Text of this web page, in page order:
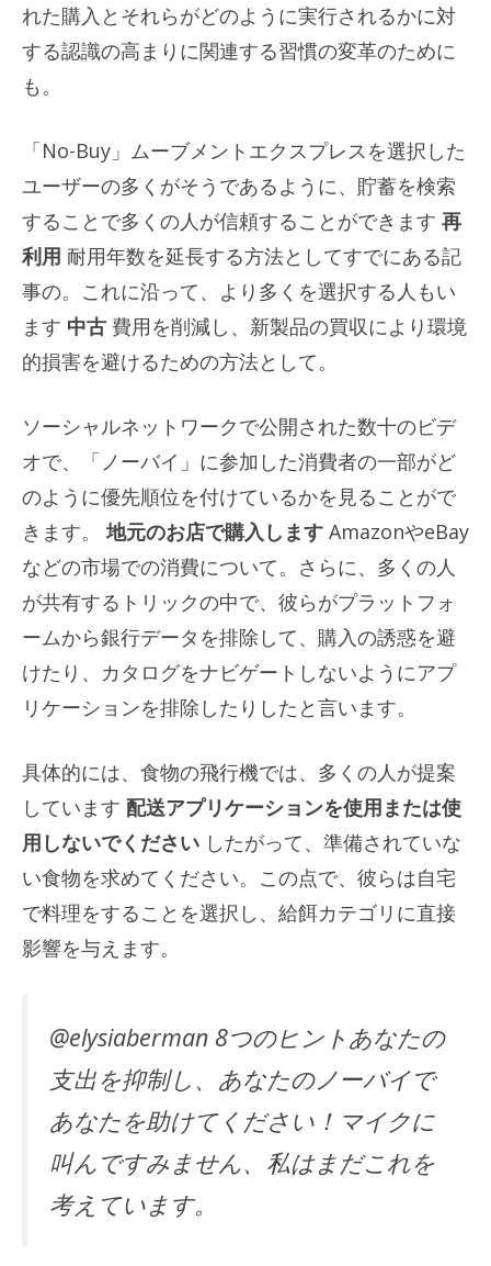
れた購入とそれらがどのように実行されるかに対
する認識の高まりに関連する習慣の変革のために
も。
「No-Buy」ムーブメントエクスプレスを選択した
ユーザーの多くがそうであるように、貯蓄を検索
することで多くの人が信頼することができます 再
利用 耐用年数を延長する方法としてすでにある記
事の。これに沿って、より多くを選択する人もい
ます 中古 費用を削減し、新製品の買収により環境
的損害を避けるための方法として。
ソーシャルネットワークで公開された数十のビデ
オで、「ノーバイ」に参加した消費者の一部がど
のように優先順位を付けているかを見ることがで
きます。地元のお店で購入します AmazonやeBay
などの市場での消費について。さらに、多くの人
が共有するトリックの中で、彼らがプラットフォ
ームから銀行データを排除して、購入の誘惑を避
けたり、カタログをナビゲートしないようにアプ
リケーションを排除したりしたと言います。
具体的には、食物の飛行機では、多くの人が提案
しています 配送アプリケーションを使用または使
用しないでください したがって、準備されていな
い食物を求めてください。この点で、彼らは自宅
で料理をすることを選択し、給餌カテゴリに直接
影響を与えます。
@elysiaberman 8つのヒントあなたの
支出を抑制し、あなたのノーバイで
あなたを助けてください！マイクに
叫んですみません、私はまだこれを
考えています。